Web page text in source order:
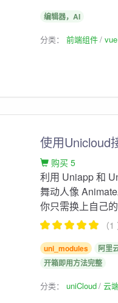
编辑器，AI
分类：前端组件
使用Unicloud
购买 5
利用 Uniapp 和
舞动人像
你只需换上自己
（
uni_modules
阿里
开箱即用方法完整
分类：uniCloud 云